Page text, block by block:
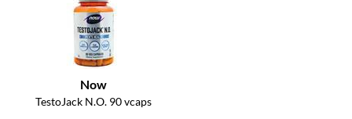
Now
TestoJack N.O. 90 vcaps